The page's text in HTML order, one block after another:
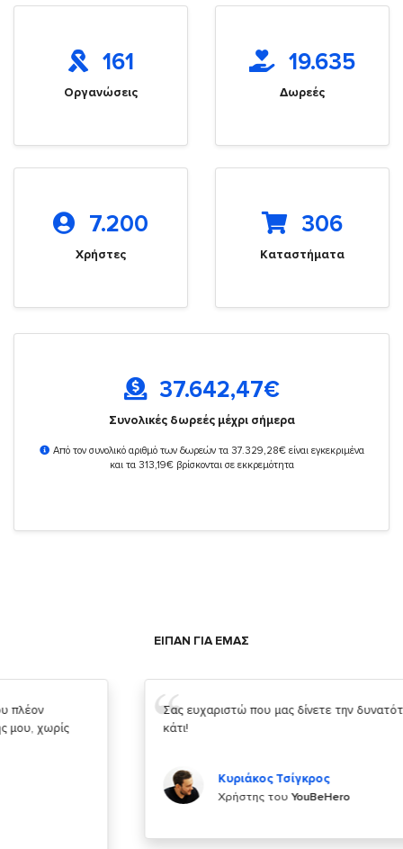
161
Οργανώσεις
19.635
Δωρεές
7.200
Χρήστες
306
Καταστήματα
37.642,47€
Συνολικές δωρεές μέχρι σήμερα
Από τον συνολικό αριθμό των δωρεών τα 37.329,28€ είναι εγκεκριμένα
και τα 313,19€ βρίσκονται σε εκκρεμότητα
ΕΙΠΑΝ ΓΙΑ ΕΜΑΣ
Σας ευχαριστώ που μας δίνετε την δυνατότητα να κάνουμε
κάτι!
Κυριάκος Τσίγκρος
YouBeHero